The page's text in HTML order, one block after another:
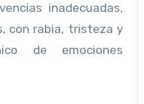
inadecuadas,
con rabia, tristeza y
de emociones